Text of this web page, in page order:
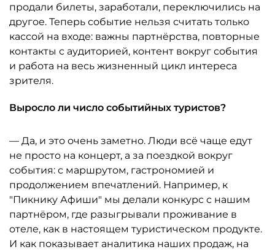
продали билеты, заработали, переключились на
другое. Теперь событие нельзя считать только
кассой на входе: важны партнёрства, повторные
контакты с аудиторией, контент вокруг события
и работа на весь жизненный цикл интереса
зрителя.
Выросло ли число событийных туристов?
— Да, и это очень заметно. Люди всё чаще едут
не просто на концерт, а за поездкой вокруг
события: с маршрутом, гастрономией и
продолжением впечатлений. Например, к
"Пикнику Афиши" мы делали конкурс с нашим
партнёром, где разыгрывали проживание в
отеле, как в настоящем туристическом продукте.
И как показывает аналитика наших продаж, на